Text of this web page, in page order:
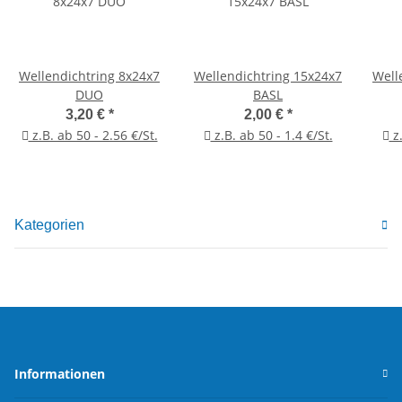
Wellendichtring 8x24x7
DUO
3,20 € *
z.B. ab 50 - 2.56 €/St.
Wellendichtring 15x24x7
BASL
2,00 € *
z.B. ab 50 - 1.4 €/St.
Kategorien
Informationen